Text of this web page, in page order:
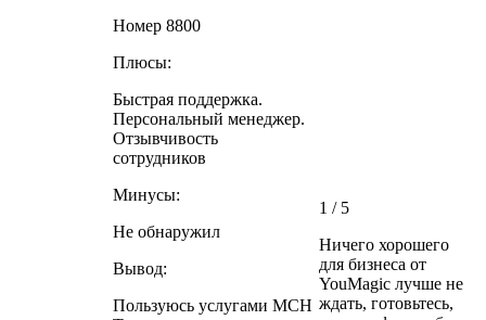
Номер 8800
Плюсы:
Быстрая поддержка.
Персональный менеджер.
Отзывчивость
сотрудников
Минусы:
Не обнаружил
Вывод:
Пользуюсь услугами МСН
1 / 5
Ничего хорошего
для бизнеса от
YouMagic лучше не
ждать, готовьтесь,